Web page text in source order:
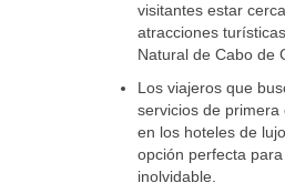
visitantes estar
atracciones
Natural de Cabo de
Los viajeros que
servicios de primera
en los hoteles de
opción perfecta
inolvidable.